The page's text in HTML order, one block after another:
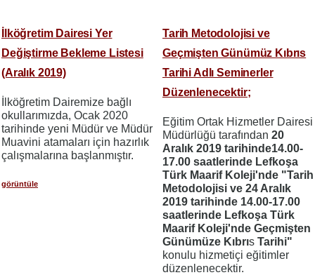
İlköğretim Dairesi Yer
Değiştirme Bekleme Listesi
(Aralık 2019)
İlköğretim Dairemize bağlı
okullarımızda, Ocak 2020
tarihinde yeni Müdür ve Müdür
Muavini atamaları için hazırlık
çalışmalarına başlanmıştır.
görüntüle
Tarih Metodolojisi ve
Geçmişten Günümüz Kıbrıs
Tarihi Adlı Seminerler
Düzenlenecektir;
Eğitim Ortak Hizmetler Dairesi
Müdürlüğü tarafından 20
Aralık 2019 tarihinde14.00-
17.00 saatlerinde Lefkoşa
Türk Maarif Koleji'nde "Tarih
Metodolojisi ve 24 Aralık
2019 tarihinde 14.00-17.00
saatlerinde Lefkoşa Türk
Maarif Koleji'nde Geçmişten
Günümüze Kıbrıs Tarihi"
konulu hizmetiçi eğitimler
düzenlenecektir.